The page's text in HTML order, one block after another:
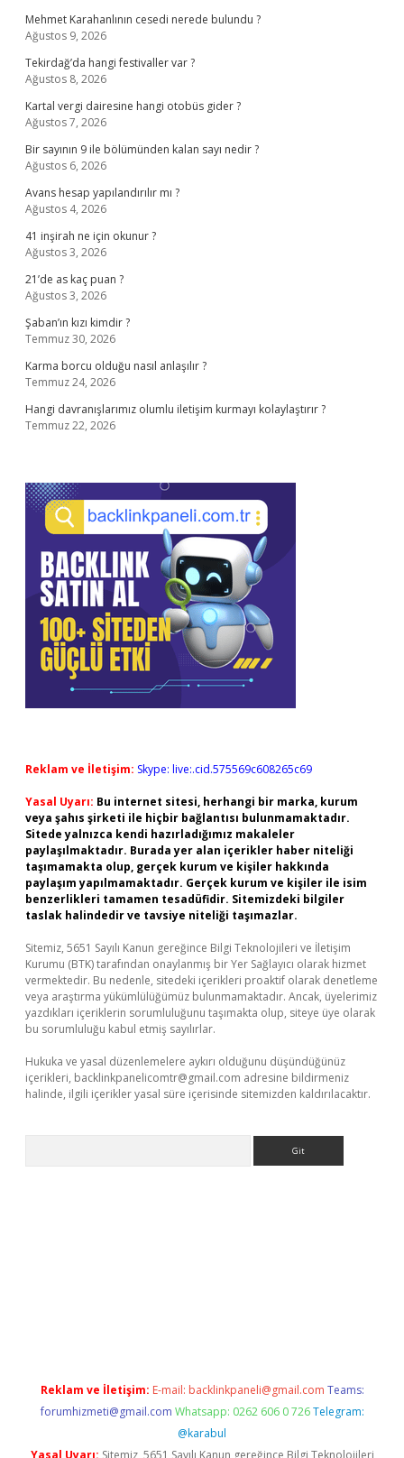
Mehmet Karahanlının cesedi nerede bulundu ?
Ağustos 9, 2026
Tekirdağ’da hangi festivaller var ?
Ağustos 8, 2026
Kartal vergi dairesine hangi otobüs gider ?
Ağustos 7, 2026
Bir sayının 9 ile bölümünden kalan sayı nedir ?
Ağustos 6, 2026
Avans hesap yapılandırılır mı ?
Ağustos 4, 2026
41 inşirah ne için okunur ?
Ağustos 3, 2026
21’de as kaç puan ?
Ağustos 3, 2026
Şaban’ın kızı kimdir ?
Temmuz 30, 2026
Karma borcu olduğu nasıl anlaşılır ?
Temmuz 24, 2026
Hangi davranışlarımız olumlu iletişim kurmayı kolaylaştırır ?
Temmuz 22, 2026
Reklam ve İletişim: Skype: live:.cid.575569c608265c69
Yasal Uyarı: Bu internet sitesi, herhangi bir marka, kurum
veya şahıs şirketi ile hiçbir bağlantısı bulunmamaktadır.
Sitede yalnızca kendi hazırladığımız makaleler
paylaşılmaktadır. Burada yer alan içerikler haber niteliği
taşımamakta olup, gerçek kurum ve kişiler hakkında
paylaşım yapılmamaktadır. Gerçek kurum ve kişiler ile isim
benzerlikleri tamamen tesadüfidir. Sitemizdeki bilgiler
taslak halindedir ve tavsiye niteliği taşımazlar.
Sitemiz, 5651 Sayılı Kanun gereğince Bilgi Teknolojileri ve İletişim
Kurumu (BTK) tarafından onaylanmış bir Yer Sağlayıcı olarak hizmet
vermektedir. Bu nedenle, sitedeki içerikleri proaktif olarak denetleme
veya araştırma yükümlülüğümüz bulunmamaktadır. Ancak, üyelerimiz
yazdıkları içeriklerin sorumluluğunu taşımakta olup, siteye üye olarak
bu sorumluluğu kabul etmiş sayılırlar.
Hukuka ve yasal düzenlemelere aykırı olduğunu düşündüğünüz
içerikleri, backlinkpanelicomtr@gmail.com adresine bildirmeniz
halinde, ilgili içerikler yasal süre içerisinde sitemizden kaldırılacaktır.
Reklam ve İletişim: E-mail: backlinkpaneli@gmail.com Teams:
forumhizmeti@gmail.com Whatsapp: 0262 606 0 726 Telegram:
@karabul
Yasal Uyarı: Sitemiz, 5651 Sayılı Kanun gereğince Bilgi Teknolojileri